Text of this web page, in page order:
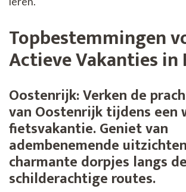
Topbestemmingen
Actieve Vakanties in
Oostenrijk:Verken de
van Oostenrijk tijdens een
fietsvakantie. Geniet van
adembenemende
charmante dorpjes langs de
schilderachtige routes.